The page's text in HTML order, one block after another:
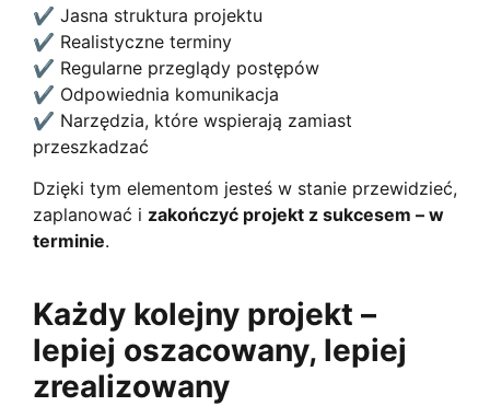
✔ Jasna struktura projektu
✔ Realistyczne terminy
✔ Regularne przeglądy postępów
✔ Odpowiednia komunikacja
✔ Narzędzia, które wspierają zamiast
przeszkadzać
Dzięki tym elementom jesteś w stanie przewidzieć,
zaplanować i zakończyć projekt z sukcesem – w
terminie.
Każdy kolejny projekt –
lepiej oszacowany, lepiej
zrealizowany